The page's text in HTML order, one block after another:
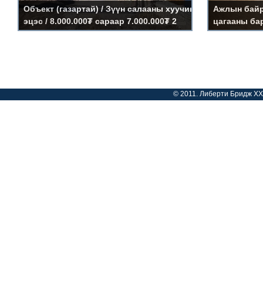
Дэлгэрэнгүй »
Объект (газартай) / Зүүн салааны хуучин
эцэс / 8.000.000₮ сараар 7.000.000₮ 2
сараар 5.000.000₮ 3 сараар
Ажлын
цагааны
© 2011. Либерти Бридж